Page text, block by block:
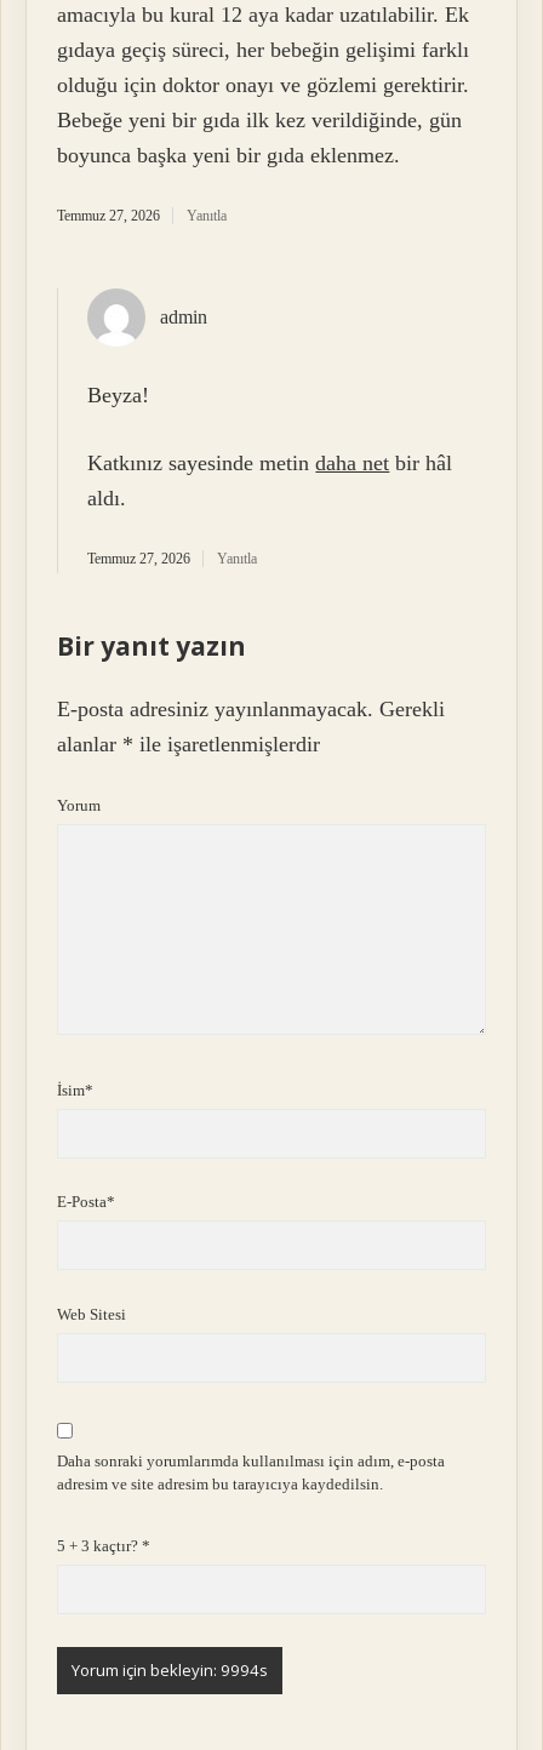
amacıyla bu kural 12 aya kadar uzatılabilir. Ek
gıdaya geçiş süreci, her bebeğin gelişimi farklı
olduğu için doktor onayı ve gözlemi gerektirir.
Bebeğe yeni bir gıda ilk kez verildiğinde, gün
boyunca başka yeni bir gıda eklenmez.
Temmuz 27, 2026 Yanıtla
admin
Beyza!
Katkınız sayesinde metindaha net bir hâl
aldı.
Temmuz 27, 2026 Yanıtla
Bir yanıt yazın
E-posta adresiniz yayınlanmayacak. Gerekli
alanlar * ile işaretlenmişlerdir
Yorum
İsim*
E-Posta*
Web Sitesi
Daha sonraki yorumlarımda kullanılması için adım, e-posta
adresim ve site adresim bu tarayıcıya kaydedilsin.
5 + 3 kaçtır?*